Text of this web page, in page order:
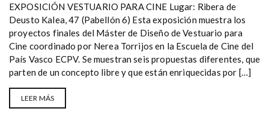
EXPOSICIÓN VESTUARIO PARA CINE Lugar: Ribera de
Deusto Kalea, 47 (Pabellón 6) Esta exposición muestra los
proyectos finales del Máster de Diseño de Vestuario para
Cine coordinado por Nerea Torrijos en la Escuela de Cine del
País Vasco ECPV. Se muestran seis propuestas diferentes, que
parten de un concepto libre y que están enriquecidas por […]
LEER MÁS